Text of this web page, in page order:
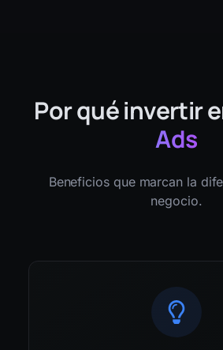
Por qué invertir
Ads
Beneficios que marcan la
negocio.